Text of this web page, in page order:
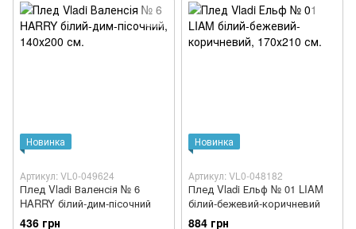
Новинка
Артикул: VL0-049624
Плед Vladi Валенсія № 6
HARRY білий-дим-пісочний
436 грн
Новинка
Артикул: VL0-048182
Плед Vladi Ельф № 01 LIAM
білий-бежевий-коричневий
884 грн